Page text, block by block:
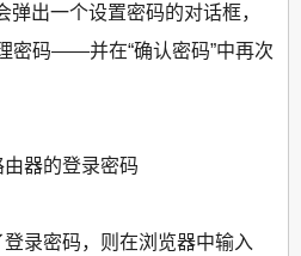
出一个设置密码的对话框，
密码——并在“确认密码”中再次
器的登录密码
录密码，则在浏览器中输入